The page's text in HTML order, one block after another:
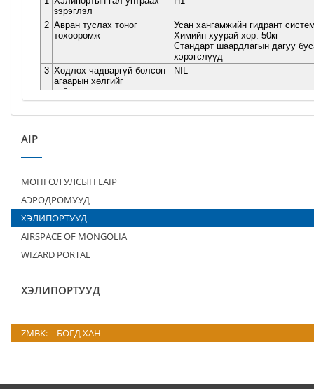
AIP
МОНГОЛ УЛСЫН EAIP
АЭРОДРОМУУД
ХЭЛИПОРТУУД
AIRSPACE OF MONGOLIA
WIZARD PORTAL
ХЭЛИПОРТУУД
ZMBK: БОГД ХАН